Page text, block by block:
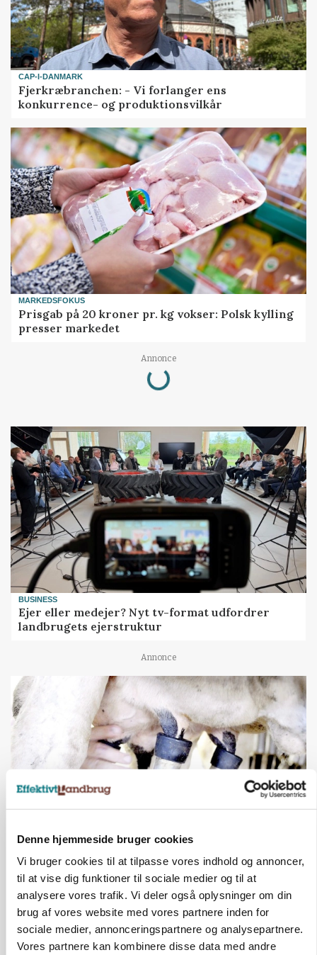
Denne hjemmeside bruger cookies
Vi bruger cookies til at tilpasse vores indhold og annoncer,
til at vise dig funktioner til sociale medier og til at
analysere vores trafik. Vi deler også oplysninger om din
brug af vores website med vores partnere inden for
sociale medier, annonceringspartnere og analysepartnere.
Vores partnere kan kombinere disse data med andre
CAP-I-DANMARK
Fjerkræbranchen: - Vi forlanger ens
konkurrence- og produktionsvilkår
MARKEDSFOKUS
Prisgab på 20 kroner pr. kg vokser: Polsk kylling
presser markedet
Annonce
Loading...
BUSINESS
Ejer eller medejer? Nyt tv-format udfordrer
landbrugets ejerstruktur
Annonce
Russisk mælkepris dykker 23 procent
Annonce
Fra mark til mur: Byggeriet kan åbne nyt
marked for biokul